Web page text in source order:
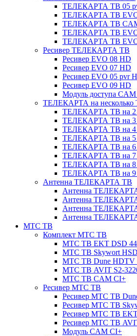
ТЕЛЕКАРТА ТВ 05
ТЕЛЕКАРТА ТВ
ТЕЛЕКАРТА ТВ
ТЕЛЕКАРТА ТВ
ТЕЛЕКАРТА ТВ
Ресивер ТЕЛЕКАРТА ТВ
Ресивер EVO 08 HD
Ресивер EVO 07 HD
Ресивер EVO 05 pvr
Ресивер EVO 09 HD
Модуль доступа
ТЕЛЕКАРТА на несколько
ТЕЛЕКАРТА ТВ на 2
ТЕЛЕКАРТА ТВ на 3
ТЕЛЕКАРТА ТВ на 4
ТЕЛЕКАРТА ТВ на 5
ТЕЛЕКАРТА ТВ на 6
ТЕЛЕКАРТА ТВ на 7
ТЕЛЕКАРТА ТВ на 8
ТЕЛЕКАРТА ТВ на 9
Антенна ТЕЛЕКАРТА ТВ
Антенна
Антенна
Антенна
Антенна
МТС ТВ
Комплект МТС ТВ
МТС ТВ EKT DSD
МТС ТВ Skywort
МТС ТВ Dune HDTV
МТС ТВ AVIT S2-
МТС ТВ CAM CI+
Ресивер МТС ТВ
Ресивер МТС ТВ
Ресивер МТС ТВ
Ресивер МТС ТВ
Ресивер МТС ТВ
Модуль CAM CI+